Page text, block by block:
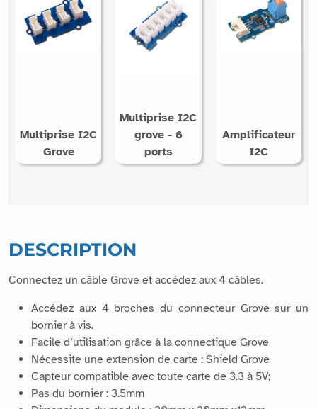
Multiprise I2C
Multiprise I2C
grove - 6
Amplificateur
DESCRIPTION
Connectez un câble Grove et accédez aux 4 câbles.
Accédez aux 4 broches du connecteur Grove sur un
bornier à vis.
Facile d’utilisation grâce à la connectique Grove
Nécessite une extension de carte : Shield Grove
Capteur compatible avec toute carte de 3.3 à 5V;